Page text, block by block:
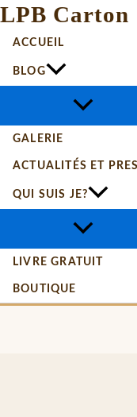
LPB Carton
ACCUEIL
BLOG
GALERIE
ACTUALITÉS ET
QUI SUIS JE?
LIVRE GRATUIT
BOUTIQUE